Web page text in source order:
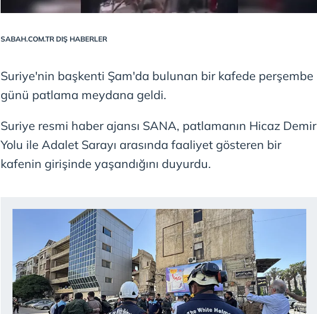
SABAH.COM.TR DIŞ HABERLER
Suriye'nin başkenti Şam'da bulunan bir kafede perşembe
günü patlama meydana geldi.
Suriye resmi haber ajansı SANA, patlamanın Hicaz Demir
Yolu ile Adalet Sarayı arasında faaliyet gösteren bir
kafenin girişinde yaşandığını duyurdu.